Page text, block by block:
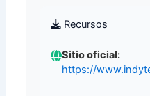
Recursos
Sitio oficial:
https://